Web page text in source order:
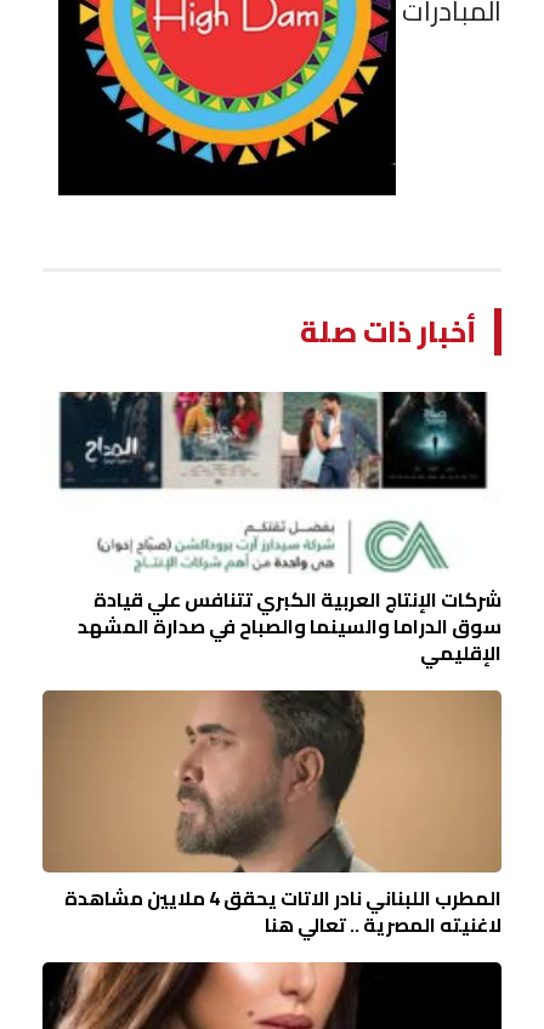
أخبار ذات صلة
شركات الإنتاج العربية الكبري تتنافس علي قيادة
سوق الدراما والسينما والصباح في صدارة المشهد
الإقليمي
المطرب اللبناني نادر الاتات يحقق 4 ملايين مشاهدة
لاغنيته المصرية .. تعالي هنا